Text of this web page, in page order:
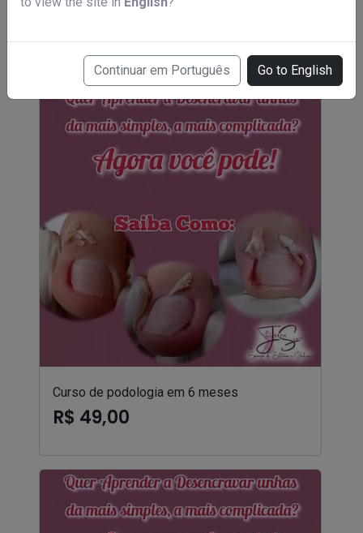
Continuar em Português Go to English
Curso de podóloga
Curso de podologia em 6 meses
R$ 49,00